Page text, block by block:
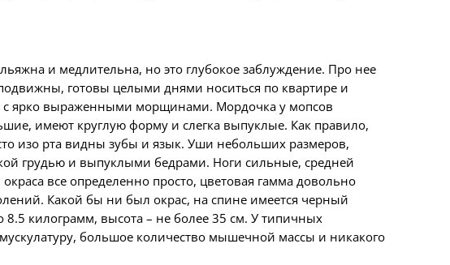
и медлительна, но это глубокое заблуждение. Про нее
готовы целыми днями носиться по квартире и
с ярко выраженными морщинами. Мордочка у мопсов
имеют круглую форму и слегка выпуклые. Как правило,
изо рта видны зубы и язык. Уши небольших размеров,
ой грудью и выпуклыми бедрами. Ноги сильные, средней
все определенно просто, цветовая гаммадовольно
Какой бы ни был окрас, на спине имеется черный
8.5 килограмм, высота – не более 35 см. У типичных
большое количество мышечной массы и никакого